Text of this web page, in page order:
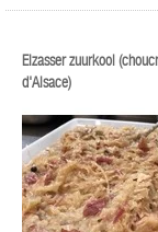
Elzasser zuurkool
d'Alsace)